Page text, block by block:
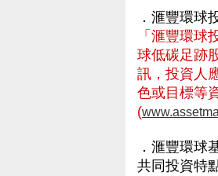
．滙豐環球
「滙豐環球
球低碳足跡
訊，投資人
色或目標等
(
．滙豐環球
共同投資特